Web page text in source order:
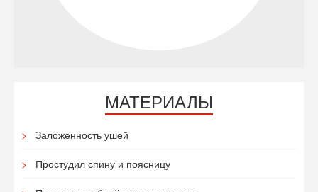
МАТЕРИАЛЫ
Заложенность ушей
Простудил спину и поясницу